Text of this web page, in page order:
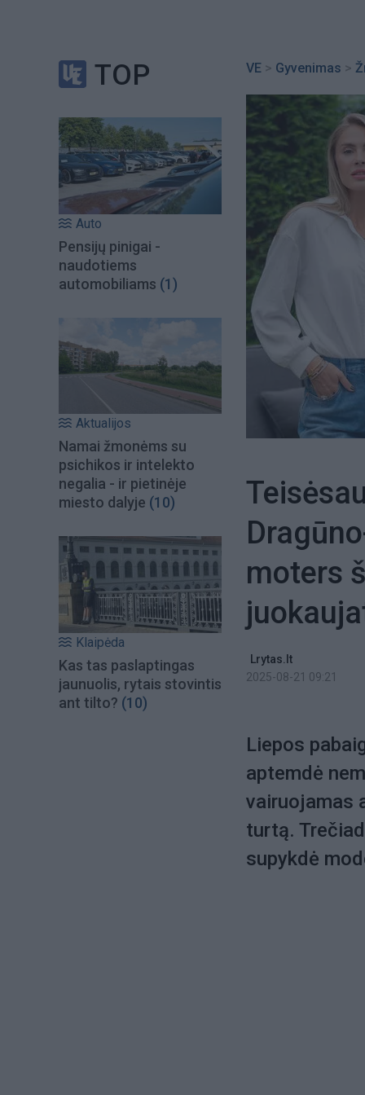
TOP
Auto
Pensijų pinigai -
naudotiems
automobiliams (1)
Aktualijos
Namai žmonėms su
psichikos ir intelekto
negalia - ir pietinėje
miesto dalyje (10)
Klaipėda
Kas tas paslaptingas
jaunuolis, rytais stovintis
ant tilto? (10)
VE > Gyvenimas >
moters
Lrytas.lt
2025-08-21 09:21
Liepos
aptemdė
vairuojamas
turtą.
supykdė